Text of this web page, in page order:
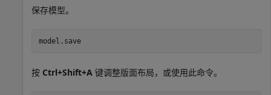
保存模型。
model.save
按 Ctrl+Shift+A 键调整版面布局，或使用此命令。